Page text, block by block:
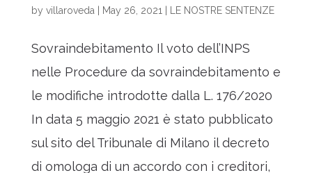
by villaroveda May 26, 2021 LE NOSTRE SENTENZE
Sovraindebitamento Il voto dell’INPS
nelle Procedure da sovraindebitamento e
le modifiche introdotte dalla L. 176/2020
In data 5 maggio 2021 è stato pubblicato
sul sito del Tribunale di Milano il decreto
di omologa di un accordo con i creditori,